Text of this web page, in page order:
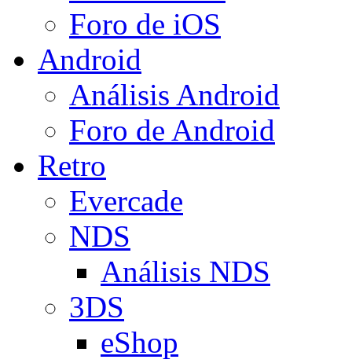
Foro de iOS
Android
Análisis Android
Foro de Android
Retro
Evercade
NDS
Análisis NDS
3DS
eShop